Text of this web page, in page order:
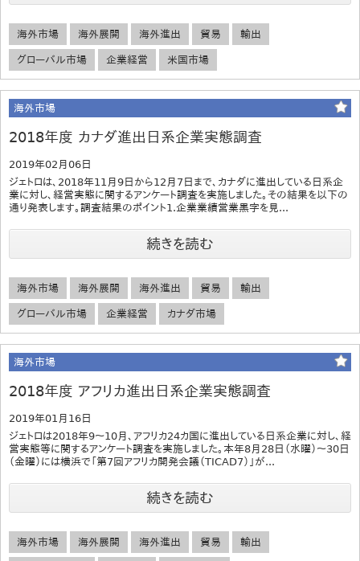
海外市場 海外展開 海外進出 貿易 輸出
グローバル市場 企業経営 米国市場
海外市場
2018年度 カナダ進出日系企業実態調査
2019年02月06日
ジェトロは、2018年11月9日から12月7日まで、カナダに進出している日系企
業に対し、経営実態に関するアンケート調査を実施しました。その結果を以下の
通り発表します。調査結果のポイント1.企業業績営業黒字を見...
続きを読む
海外市場 海外展開 海外進出 貿易 輸出
グローバル市場 企業経営 カナダ市場
海外市場
2018年度 アフリカ進出日系企業実態調査
2019年01月16日
ジェトロは2018年9～10月、アフリカ24カ国に進出している日系企業に対し、経
営実態等に関するアンケート調査を実施しました。本年8月28日（水曜）～30日
（金曜）には横浜で「第7回アフリカ開発会議（TICAD7）」が...
続きを読む
海外市場 海外展開 海外進出 貿易 輸出